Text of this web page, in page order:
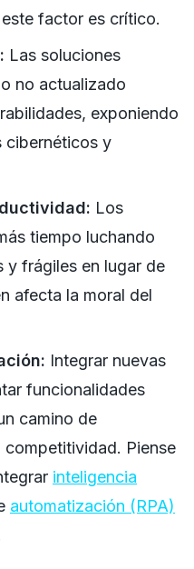
factor es crítico.
Las soluciones
no actualizado
exponiendo
cibernéticos y
Los
tiempo luchando
y frágiles en lugar de
afecta la moral del
Integrar nuevas
funcionalidades
camino de
Piense
inteligencia
automatización (RPA)